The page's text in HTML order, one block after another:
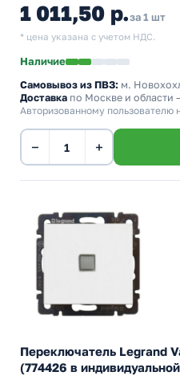
1 011,50 р.за 1 шт
* цена указана с учетом НДС.
Наличие
Самовывоз из ПВЗ: м.
Доставка по Москве и области
Авторизованному пользователю
− +
Переключатель Legrand
(774426 в